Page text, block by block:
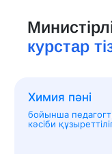
курстар
Химия пәні
бойынша
кәсіби